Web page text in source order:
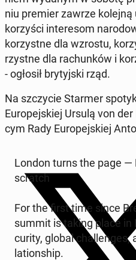
niu premier zawrze
ko­rzyś­ci in­tere­som
ko­rzystne dla wzrostu,
rzystne dla rachunków i
- ogłosił bry­tyjs­ki rząd.
Na szczy­cie Starmer
Eu­rope­jskiej Ursulą von
cym Rady Eu­rope­jskiej
London turns the page —
scratch
For the first time since
summit is taking place
cu­ri­ty, global
la­tion­ship.